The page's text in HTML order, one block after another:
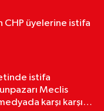
CHP üyelerine istifa
istifa
Meclis
karşı karşıya